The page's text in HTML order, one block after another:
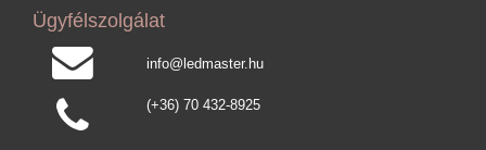
Ügyfélszolgálat
info@ledmaster.hu
(+36) 70 432-8925